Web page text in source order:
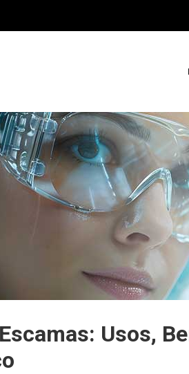
Usos,